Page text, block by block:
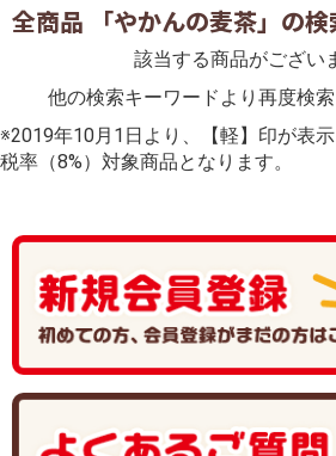
swiss
刺身
yaadein sinkhal
全商品 「やかんの麦茶」の
該当する商品がござい
他の検索キーワードより再度検索
※2019年10月1日より、【軽】印が表
税率（8%）対象商品となります。